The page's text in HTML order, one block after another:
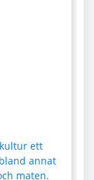
ett
annat
maten.